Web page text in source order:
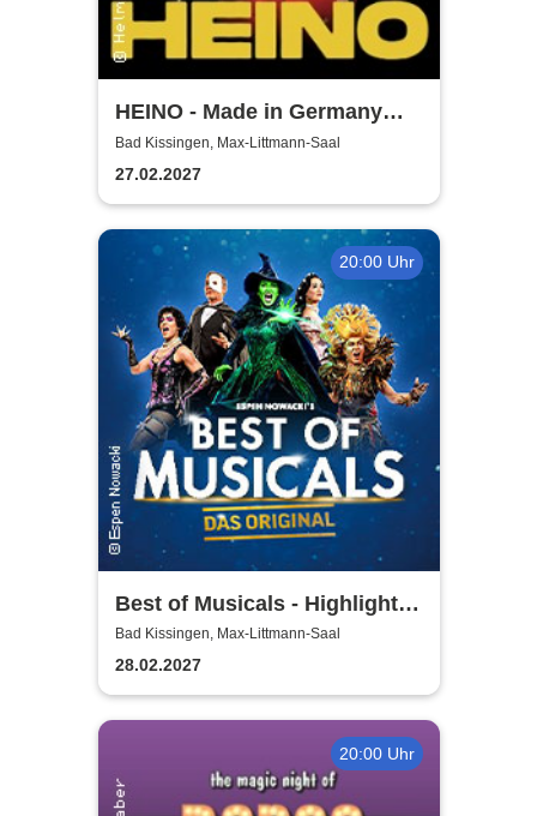
HEINO - Made in Germany
Vol. 2 - Solo Tour 2027
Bad Kissingen, Max-Littmann-Saal
27.02.2027
20:00 Uhr
Best of Musicals - Highlights
aus über 20 Musicals
Bad Kissingen, Max-Littmann-Saal
28.02.2027
20:00 Uhr